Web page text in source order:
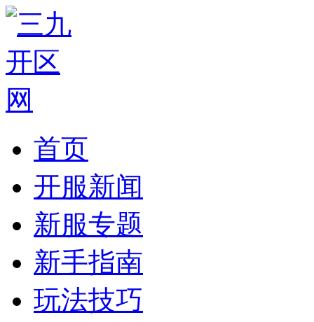
首页
开服新闻
新服专题
新手指南
玩法技巧